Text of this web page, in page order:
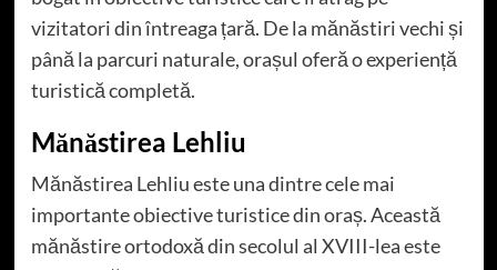
vizitatori din întreaga țară. De la mănăstiri vechi și
până la parcuri naturale, orașul oferă o experiență
turistică completă.
Mănăstirea Lehliu
Mănăstirea Lehliu este una dintre cele mai
importante obiective turistice din oraș. Această
mănăstire ortodoxă din secolul al XVIII-lea este